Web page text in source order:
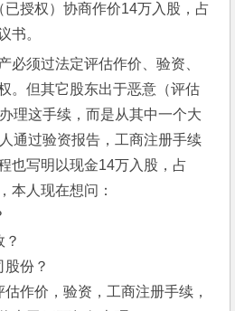
授权）协商作价14万入股，占
书。
必须过法定评估作价、验资、
。但其它股东出于恶意（评估
理这手续，而是从其中一个大
通过验资报告，工商注册手续
也写明以现金14万入股，占
本人现在想问：
份？
作价，验资，工商注册手续，